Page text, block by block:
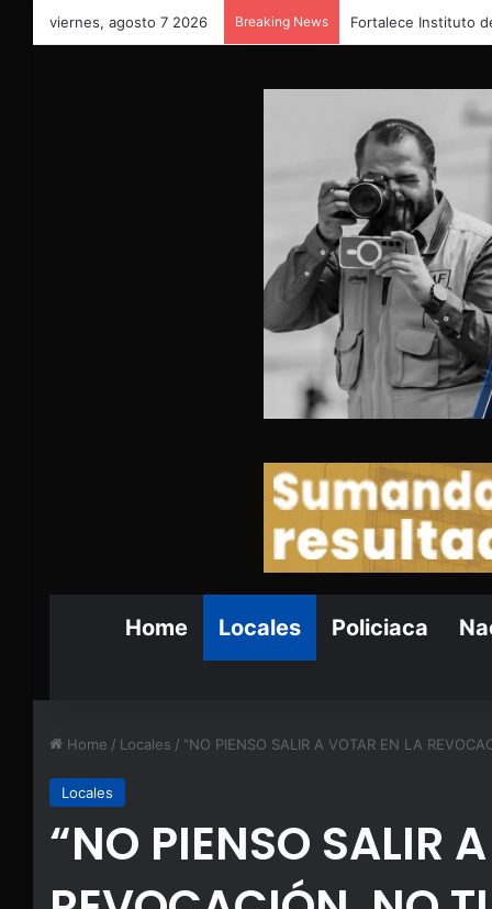
viernes, agosto 7 2026 Breaking News TAXISTA CHOCA
Home Locales Policiaca
Home / Locales / “NO PIENSO SALIR A VOTAR EN LA
Locales
“NO PIENSO SALIR